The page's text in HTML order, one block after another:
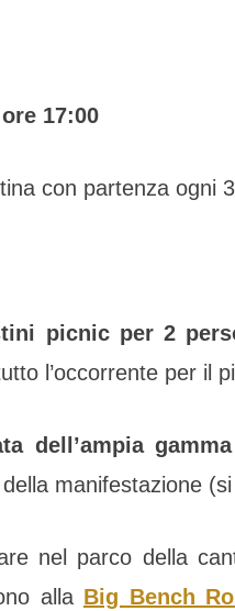
17:00
con partenza ogni
picnic per 2
l’occorrente per il
dell’ampia
manifestazione
nel parco della
alla Big Bench